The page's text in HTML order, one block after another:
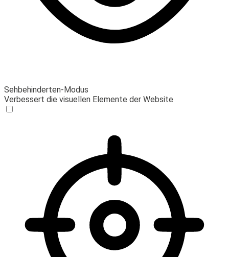
Sehbehinderten-Modus
Verbessert die visuellen Elemente der Website